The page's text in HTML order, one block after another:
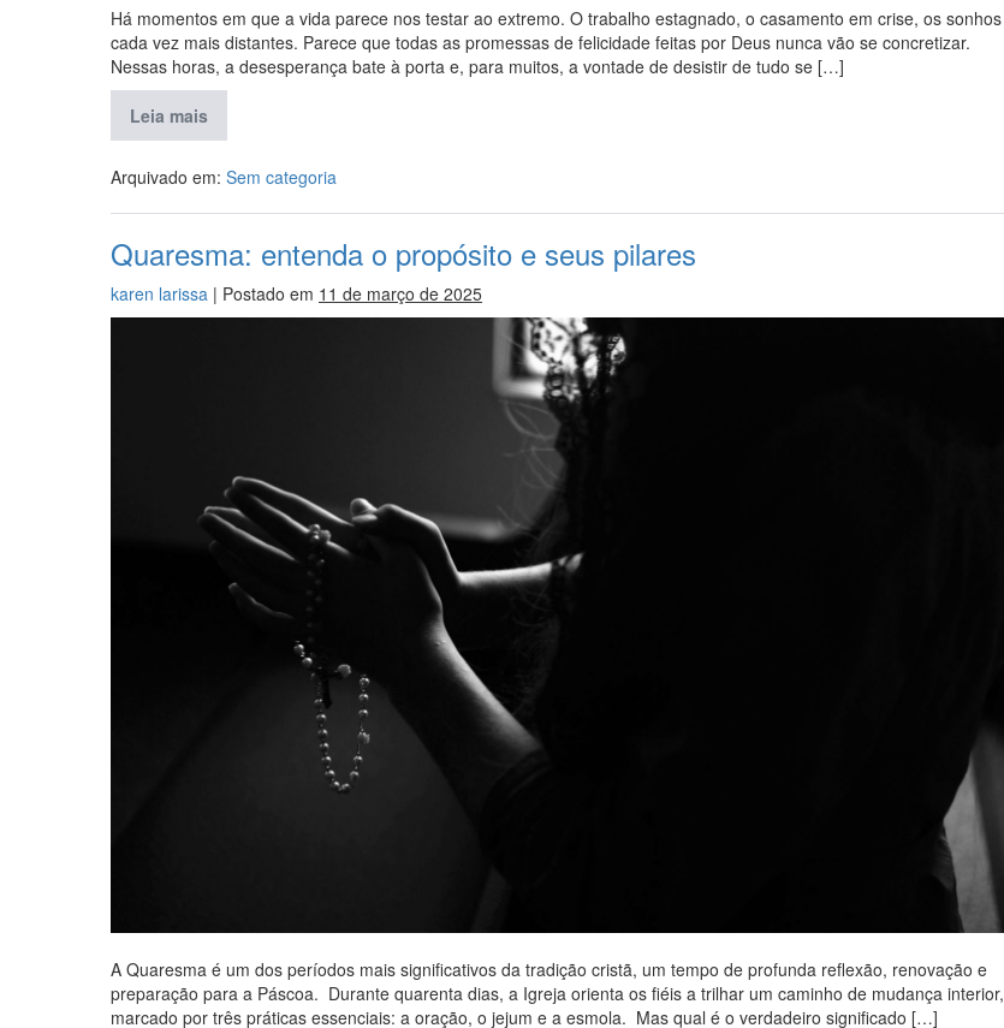
Há momentos em que a vida parece nos testar ao extremo. O trabalho estagnado, o casamento em crise, os sonhos
cada vez mais distantes. Parece que todas as promessas de felicidade feitas por Deus nunca vão se concretizar.
Nessas horas, a desesperança bate à porta e, para muitos, a vontade de desistir de tudo se […]
Leia mais
Arquivado em: Sem categoria
Quaresma: entenda o propósito e seus pilares
karen larissa | Postado em 11 de março de 2025
A Quaresma é um dos períodos mais significativos da tradição cristã, um tempo de profunda reflexão, renovação e
preparação para a Páscoa. Durante quarenta dias, a Igreja orienta os fiéis a trilhar um caminho de mudança interior,
marcado por três práticas essenciais: a oração, o jejum e a esmola. Mas qual é o verdadeiro significado […]